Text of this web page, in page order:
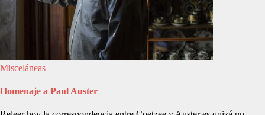
Misceláneas
Homenaje a Paul Auster